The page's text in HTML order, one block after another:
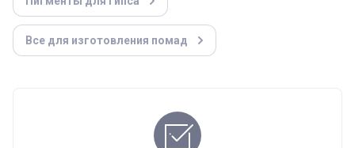
Все для изготовления помад